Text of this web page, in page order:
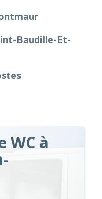
Baudille-Et-
WC à